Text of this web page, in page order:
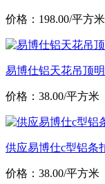
价格：198.00/平方米
易博仕铝天花吊顶
价格：38.00/平方米
供应易博仕c型铝条
价格：38.00/平方米